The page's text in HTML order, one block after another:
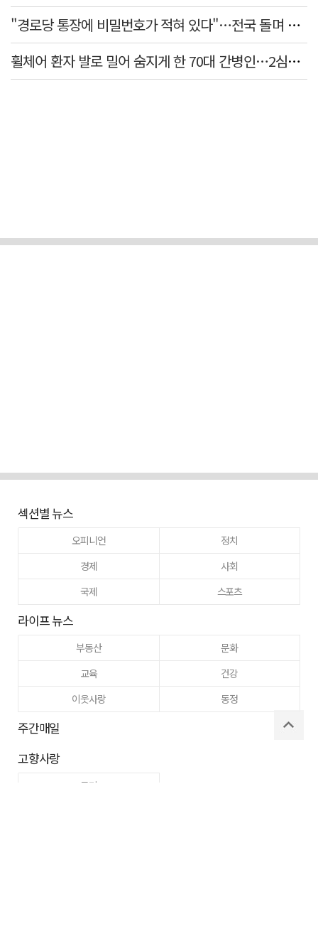
"경로당 통장에 비밀번호가 적혀 있다"…전국 돌며 경로당 13곳 턴 30대 구속
휠체어 환자 발로 밀어 숨지게 한 70대 간병인…2심도 집행유예
섹션별 뉴스
오피니언
정치
경제
사회
국제
스포츠
라이프 뉴스
부동산
문화
교육
건강
이웃사랑
동정
주간매일
고향사랑
구미